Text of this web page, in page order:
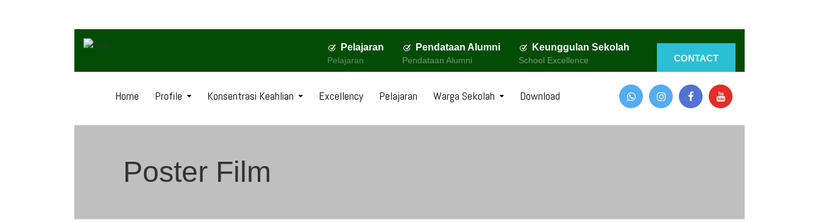
CONTACT
Keunggulan Sekolah
School Excellence
Pendataan Alumni
Pendataan Alumni
Pelajaran
Pelajaran
Home Profile Konsentrasi Keahlian Excellency Pelajaran Warga Sekolah Download
Poster Film